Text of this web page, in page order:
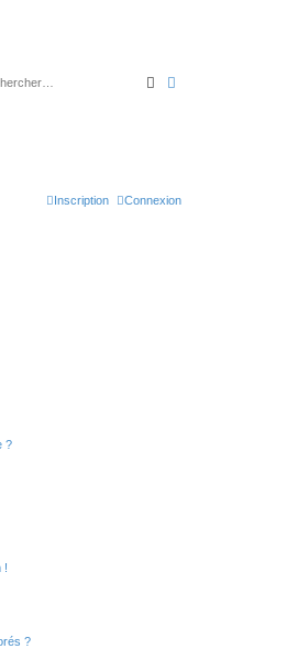
Rechercher
Connexion
Inscription
?
!
?